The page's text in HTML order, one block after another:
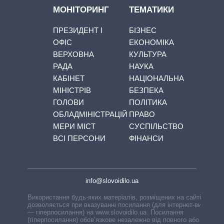
МОНІТОРИНГ
ПРЕЗИДЕНТ І
ОФІС
ВЕРХОВНА
РАДА
КАБІНЕТ
МІНІСТРІВ
ГОЛОВИ
ОБЛАДМІНІСТРАЦІЙ
МЕРИ МІСТ
ВСІ ПЕРСОНИ
ТЕМАТИКИ
БІЗНЕС
ЕКОНОМІКА
КУЛЬТУРА
НАУКА
НАЦІОНАЛЬНА
БЕЗПЕКА
ПОЛІТИКА
ПРАВО
СУСПІЛЬСТВО
ФІНАНСИ
info@slovoidilo.ua
Використання будь-яких матеріалів, розміщених на сайті,
дозволяється при вказуванні посилання (для інтернет-видань
— гіперпосилання) на www.slovoidilo.ua. Посилання
(гіперпосилання) обов’язкове незалежно від повного або